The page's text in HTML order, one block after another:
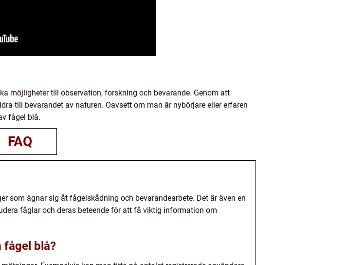
möjligheter till observation, forskning och bevarande. Genom att
till bevarandet av naturen. Oavsett om man är nybörjare eller erfaren
fågel blå.
FAQ
som ägnar sig åt fågelskådning och bevarandearbete. Det är även en
fåglar och deras beteende för att få viktig information om
fågel blå?